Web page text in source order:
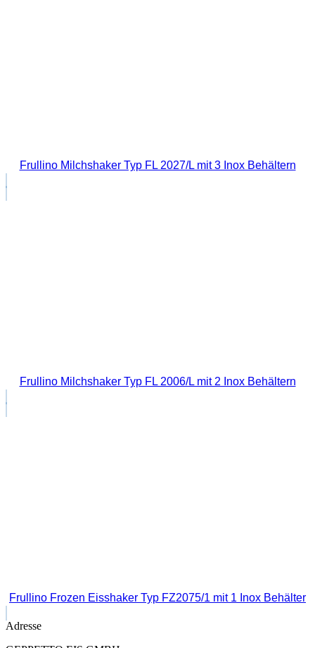
Frullino Milchshaker Typ FL 2027/L mit 3 Inox Behältern
Frullino Milchshaker Typ FL 2006/L mit 2 Inox Behältern
Frullino Frozen Eisshaker Typ FZ2075/1 mit 1 Inox Behälter
Adresse